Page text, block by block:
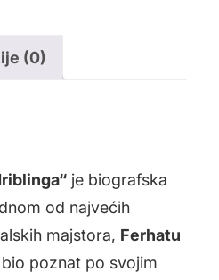
(0)
je biografska
od najvećih
majstora, Ferhatu
poznat po svojim